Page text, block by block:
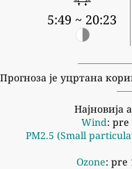
5:49 ~ 20:23
Прогноза је уцртана
Најновија
Wind: pre
PM2.5 (Small
Ozone: pre